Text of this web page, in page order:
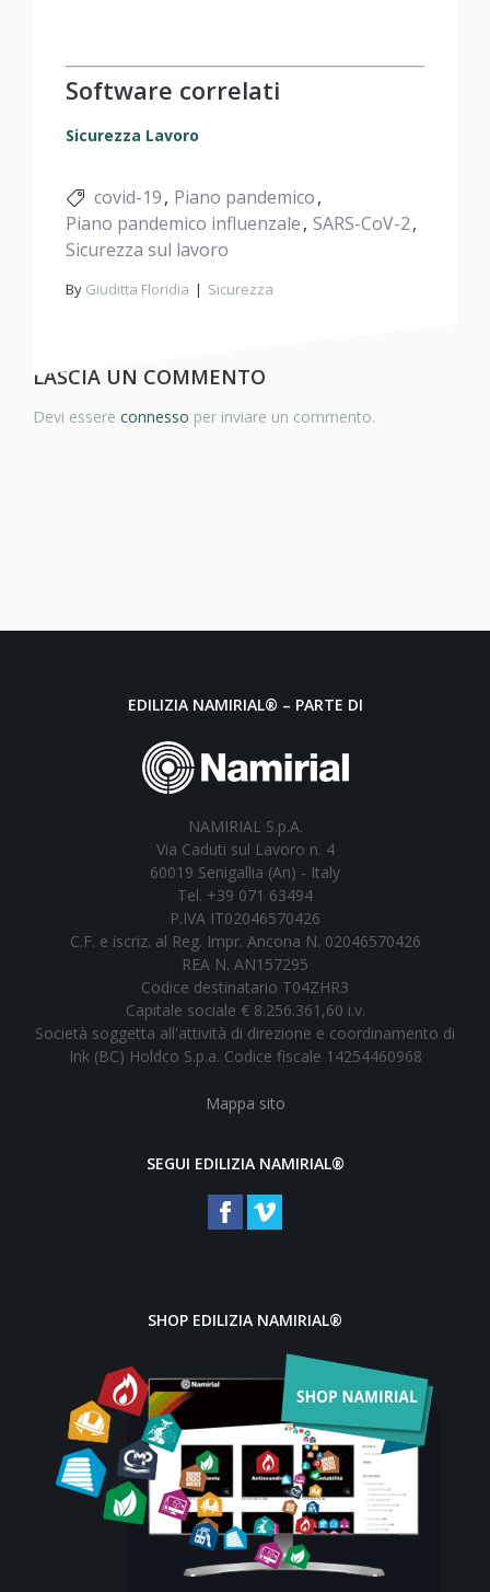
Software correlati
Sicurezza Lavoro
covid-19 Piano pandemico
Piano pandemico influenzale SARS-CoV-2
Sicurezza sul lavoro
By Giuditta Floridia Sicurezza
LASCIA UN COMMENTO
Devi essere connesso per inviare un commento.
EDILIZIA NAMIRIAL® – PARTE DI
NAMIRIAL S.p.A.
Via Caduti sul Lavoro n. 4
60019 Senigallia (An) - Italy
Tel. +39 071 63494
P.IVA IT02046570426
C.F. e iscriz. al Reg. Impr. Ancona N. 02046570426
REA N. AN157295
Codice destinatario T04ZHR3
Capitale sociale € 8.256.361,60 i.v.
Società soggetta all'attività di direzione e coordinamento di
Ink (BC) Holdco S.p.a. Codice fiscale 14254460968
Mappa sito
SEGUI EDILIZIA NAMIRIAL®
SHOP EDILIZIA NAMIRIAL®